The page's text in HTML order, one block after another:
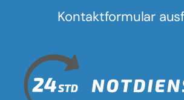
Kontaktformular